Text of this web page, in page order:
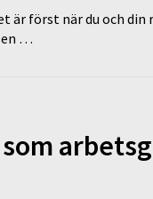
är först när du och
en …